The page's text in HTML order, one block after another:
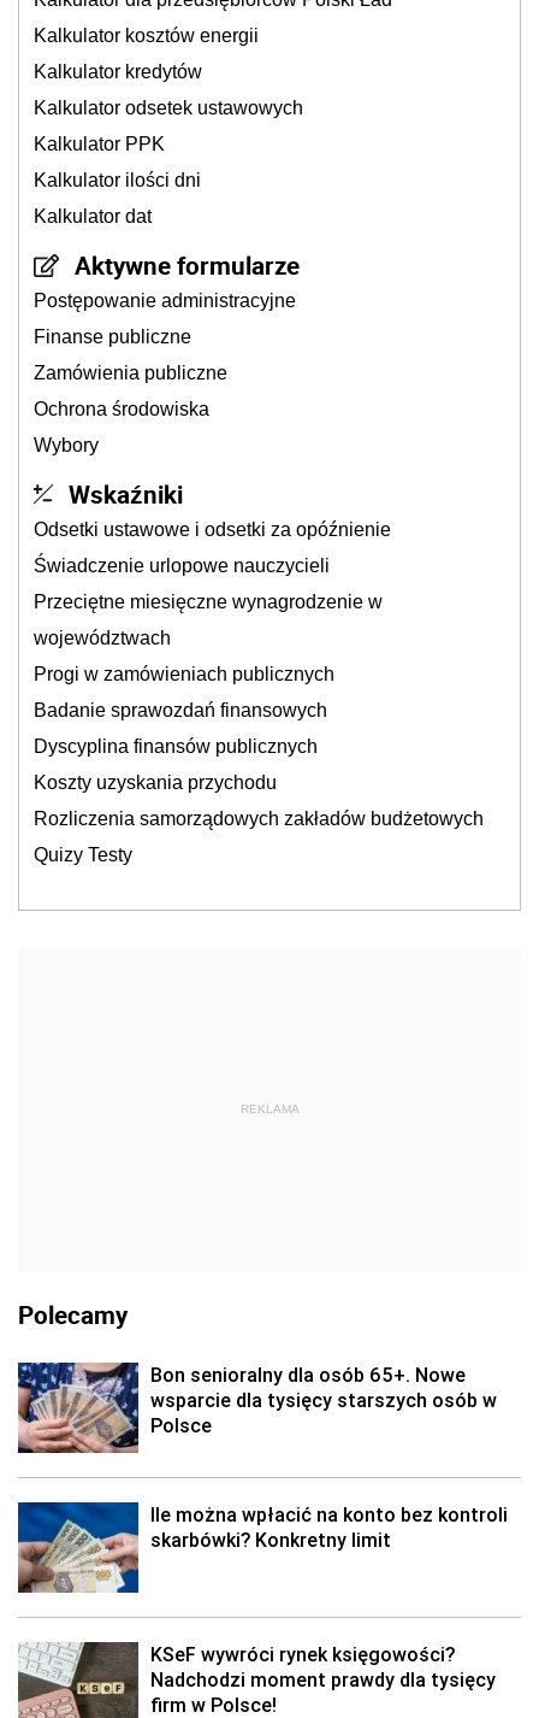
Kalkulator kosztów energii
Kalkulator kredytów
Kalkulator odsetek ustawowych
Kalkulator PPK
Kalkulator ilości dni
Kalkulator dat
Aktywne formularze
Postępowanie administracyjne
Finanse publiczne
Zamówienia publiczne
Ochrona środowiska
Wybory
Wskaźniki
Odsetki ustawowe i odsetki za opóźnienie
Świadczenie urlopowe nauczycieli
Przeciętne miesięczne wynagrodzenie w
województwach
Progi w zamówieniach publicznych
Badanie sprawozdań finansowych
Dyscyplina finansów publicznych
Koszty uzyskania przychodu
Rozliczenia samorządowych zakładów budżetowych
Quizy Testy
REKLAMA
Polecamy
Bon senioralny dla osób 65+. Nowe
wsparcie dla tysięcy starszych osób w
Polsce
Ile można wpłacić na konto bez kontroli
skarbówki? Konkretny limit
KSeF wywróci rynek księgowości?
Nadchodzi moment prawdy dla tysięcy
firm w Polsce!